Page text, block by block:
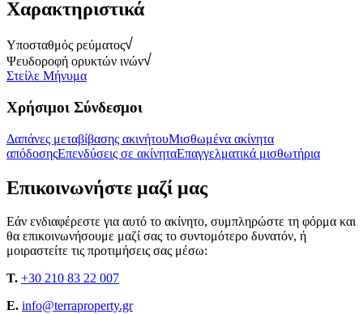
Χαρακτηριστικά
Υποσταθμός ρεύματος
Ψευδοροφή ορυκτών ινών
Στείλε Μήνυμα
Χρήσιμοι Σύνδεσμοι
Δαπάνες μεταβίβασης ακινήτουΜισθωμένα ακίνητα
απόδοσηςΕπενδύσεις σε ακίνηταΕπαγγελματικά μισθωτήρια
Επικοινωνήστε μαζί μας
Εάν ενδιαφέρεστε για αυτό το ακίνητο, συμπληρώστε τη φόρμα και
θα επικοινωνήσουμε μαζί σας το συντομότερο δυνατόν, ή
μοιραστείτε τις προτιμήσεις σας μέσω:
T. +30 210 83 22 007
E. info@terraproperty.gr